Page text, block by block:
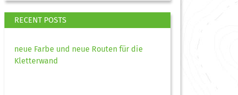
RECENT POSTS
neue Farbe und neue Routen für die
Kletterwand